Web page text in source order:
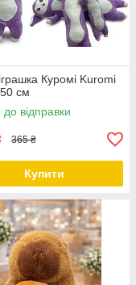
Куромі Kuromi
см
до відправки
365 ₴
Купити